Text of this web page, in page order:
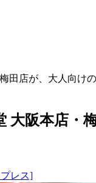
田店が、大人向け
大阪本店
レス]